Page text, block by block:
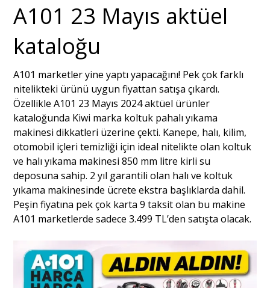
A101 23 Mayıs aktüel
kataloğu
A101 marketler yine yaptı yapacağını! Pek çok farklı
nitelikteki ürünü uygun fiyattan satışa çıkardı.
Özellikle A101 23 Mayıs 2024 aktüel ürünler
kataloğunda Kiwi marka koltuk pahalı yıkama
makinesi dikkatleri üzerine çekti. Kanepe, halı, kilim,
otomobil içleri temizliği için ideal nitelikte olan koltuk
ve halı yıkama makinesi 850 mm litre kirli su
deposuna sahip. 2 yıl garantili olan halı ve koltuk
yıkama makinesinde ücrete ekstra başlıklarda dahil.
Peşin fiyatına pek çok karta 9 taksit olan bu makine
A101 marketlerde sadece 3.499 TL’den satışta olacak.